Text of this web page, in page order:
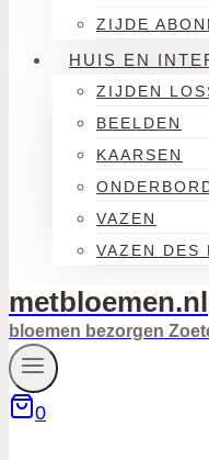
ZIJDE
HUIS EN
ZIJDEN
BEELDEN
KAARSEN
VAZEN
VAZEN DES
metbloemen.nl
bloemen bezorgen
0